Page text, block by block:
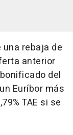
rebaja de
anterior
del
Euríbor más
TAE si se